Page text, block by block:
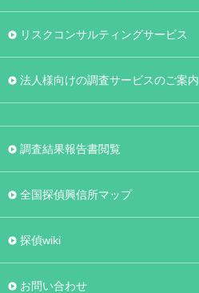
リスクコンサルティングサービス
法人様向けの調査サービスのご案内
調査結果報告書閲覧
全国探偵興信所マップ
探偵wiki
お問い合わせ